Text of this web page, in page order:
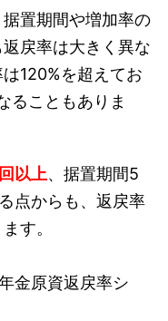
置期間や増加率の
戻率は大きく異な
120%を超えてお
ることもありま
以上、据置期間5
点からも、返戻率
す。
金原資返戻率シ